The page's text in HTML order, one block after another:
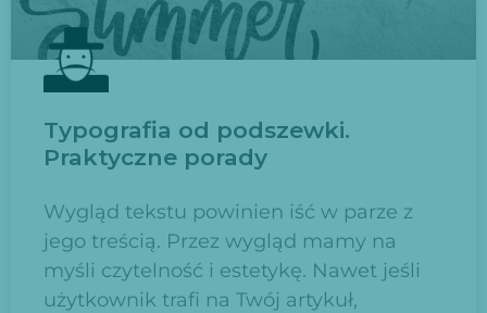
Typografia od podszewki.
Praktyczne porady
Wygląd tekstu powinien iść w parze z
jego treścią. Przez wygląd mamy na
myśli czytelność i estetykę. Nawet jeśli
użytkownik trafi na Twój artykuł,